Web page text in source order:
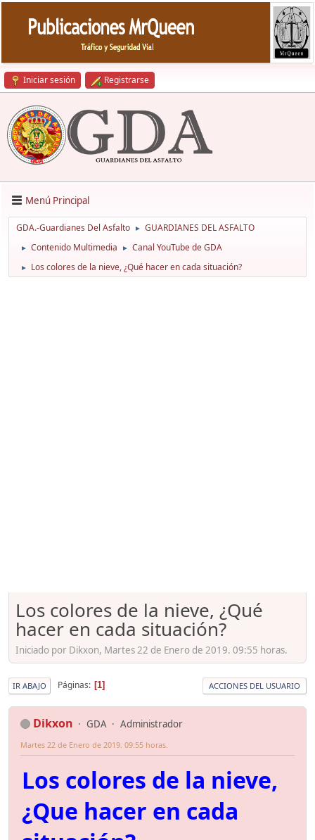
Iniciar sesión Registrarse
Menú Principal
GDA.-Guardianes Del Asfalto ► GUARDIANES DEL ASFALTO
► Contenido Multimedia ► Canal YouTube de GDA
► Los colores de la nieve, ¿Qué hacer en cada situación?
Los colores de la nieve, ¿Qué
hacer en cada situación?
Iniciado por Dikxon, Martes 22 de Enero de 2019. 09:55 horas.
IR ABAJO Páginas 1 ACCIONES DEL USUARIO
Dikxon GDA Administrador
Martes 22 de Enero de 2019. 09:55 horas.
Los colores de la nieve,
¿Que hacer en cada